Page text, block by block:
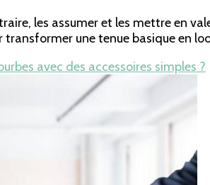
les assumer et les mettre en
une tenue basique en
avec des accessoires simples ?